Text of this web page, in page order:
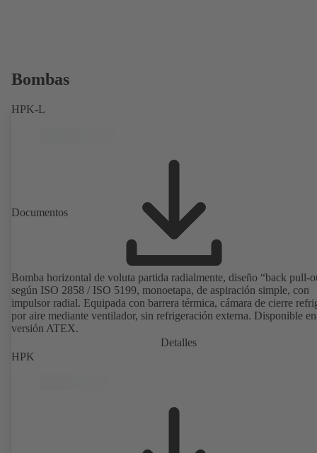
Bombas
HPK-L
Documentos
Bomba horizontal de voluta partida radialmente, diseño “back pull-
según ISO 2858 / ISO 5199, monoetapa, de aspiración simple, con
impulsor radial. Equipada con barrera térmica, cámara de cierre
por aire mediante ventilador, sin refrigeración externa. Disponible en
versión ATEX.
Detalles
HPK